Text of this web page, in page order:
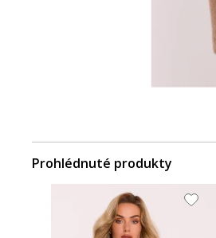
Prohlédnuté produkty